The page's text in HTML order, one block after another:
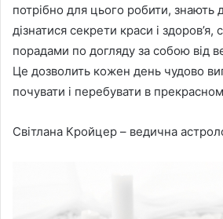
потрібно для цього робити, знають
дізнатися секрети краси і здоров’я,
порадами по догляду за собою від
Це дозволить кожен день чудово
почувати і перебувати в
Світлана Кройцер – ведична